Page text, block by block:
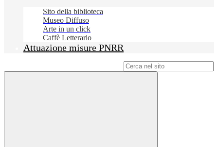
Sito della biblioteca
Museo Diffuso
Arte in un click
Caffè Letterario
Attuazione misure PNRR